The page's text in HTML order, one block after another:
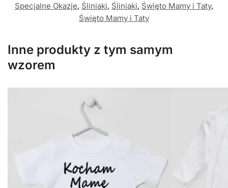
Specjalne Okazje, Śliniaki, Śliniaki, Święto Mamy i Taty,
Święto Mamy i Taty
Inne produkty z tym samym
wzorem